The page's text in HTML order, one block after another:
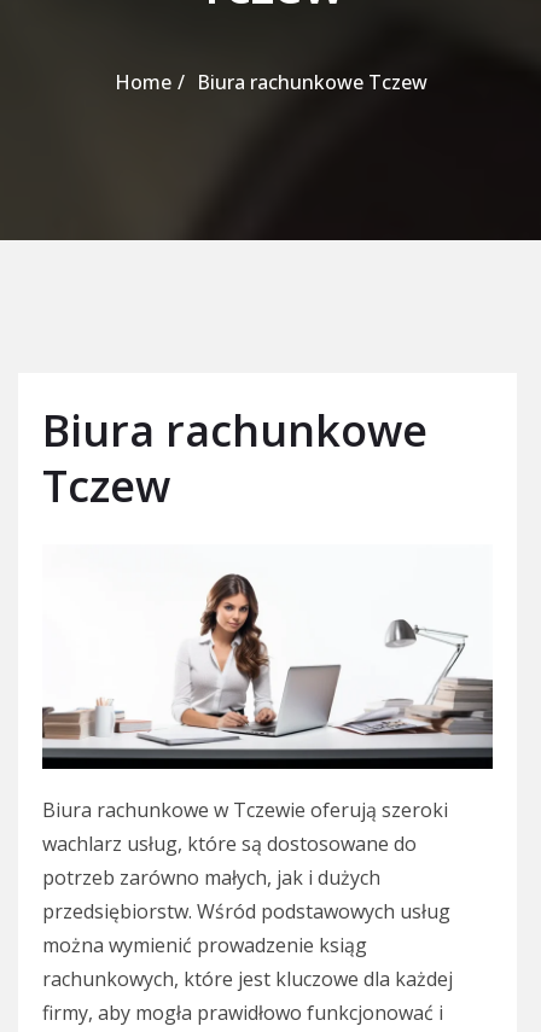
Home Biura rachunkowe Tczew
Biura rachunkowe
Tczew
Biura rachunkowe w Tczewie oferują szeroki
wachlarz usług, które są dostosowane do
potrzeb zarówno małych, jak i dużych
przedsiębiorstw. Wśród podstawowych usług
można wymienić prowadzenie ksiąg
rachunkowych, które jest kluczowe dla każdej
firmy, aby mogła prawidłowo funkcjonować i